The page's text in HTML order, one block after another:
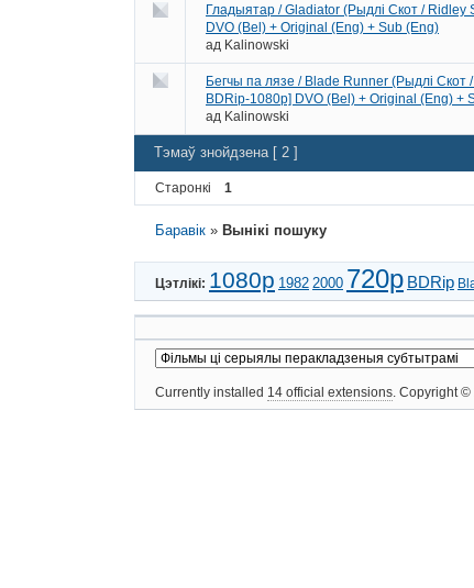
Гладыятар / Gladiator (Рыдлі Скот /
DVO (Bel) + Original (Eng) + Sub (Eng)
ад Kalinowski
Бегчы па лязе / Blade Runner (Рыдлі
BDRip-1080p] DVO (Bel) + Original (Eng) +
ад Kalinowski
Тэмаў знойдзена [ 2 ]
Старонкі 1
Баравік » Вынікі пошуку
Цэтлікі: 1080p 1982 2000 720p BDRip
Currently installed 14 official extensions. Copyright